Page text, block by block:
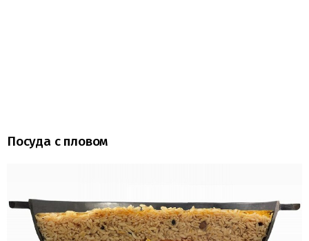
Посуда с пловом